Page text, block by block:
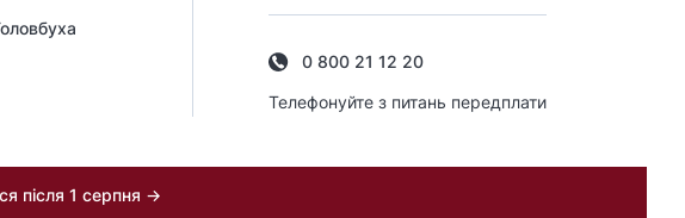
0 800 21 12 20
Телефонуйте з питань передплати
після 1 серпня →